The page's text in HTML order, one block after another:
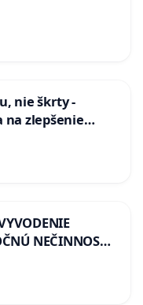
nie škrty -
zlepšenie
NEČINNOSŤ